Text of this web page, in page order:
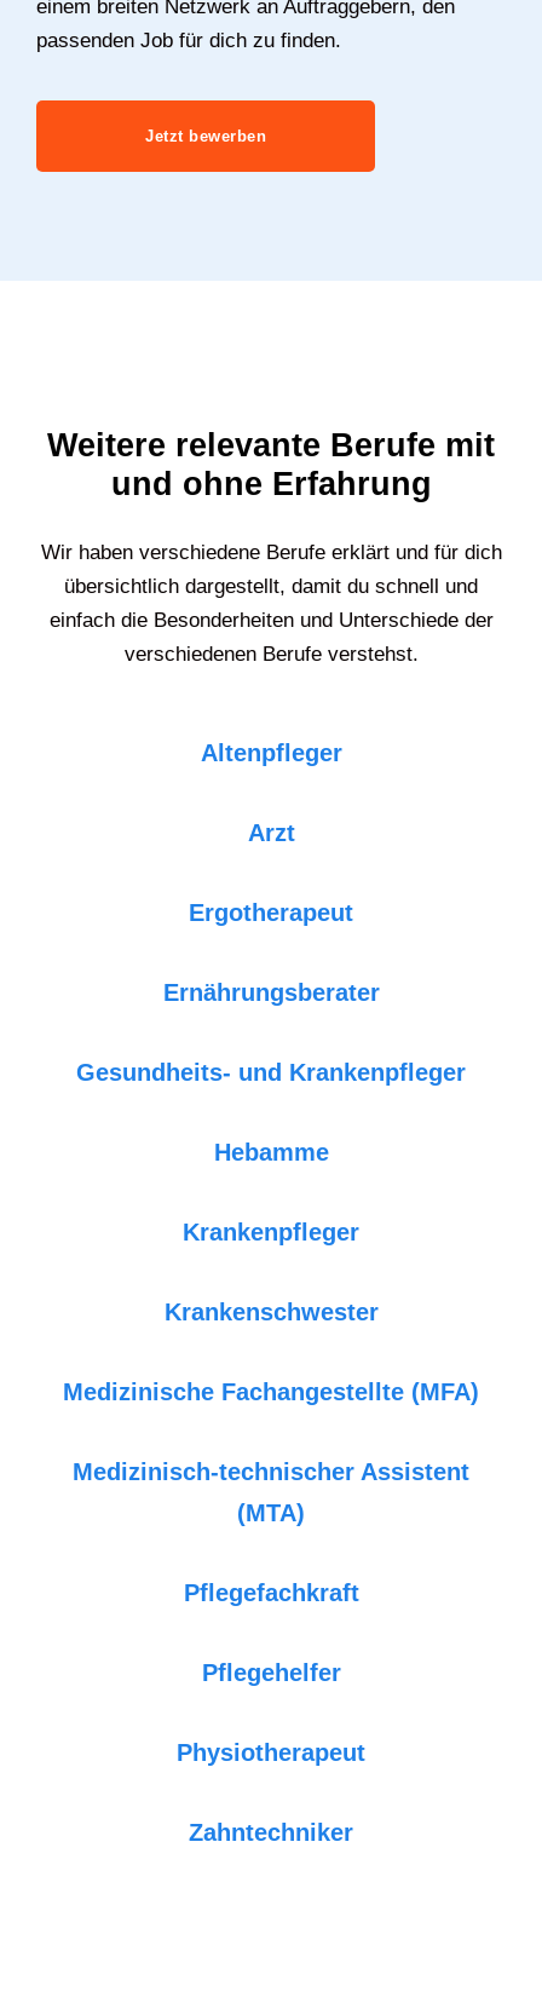
einem breiten Netzwerk an Auftraggebern, den
passenden Job für dich zu finden.
Jetzt bewerben
Weitere relevante Berufe mit
und ohne Erfahrung
Wir haben verschiedene Berufe erklärt und für dich
übersichtlich dargestellt, damit du schnell und
einfach die Besonderheiten und Unterschiede der
verschiedenen Berufe verstehst.
Altenpfleger
Arzt
Ergotherapeut
Ernährungsberater
Gesundheits- und Krankenpfleger
Hebamme
Krankenpfleger
Krankenschwester
Medizinische Fachangestellte (MFA)
Medizinisch-technischer Assistent
(MTA)
Pflegefachkraft
Pflegehelfer
Physiotherapeut
Zahntechniker